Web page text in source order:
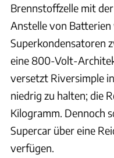
Brennstoffzelle mit
Anstelle von
Superkondensatoren
eine 800-Volt-
versetzt Riversimple
niedrig zu halten; die
Kilogramm. Dennoch
Supercar über eine
verfügen.